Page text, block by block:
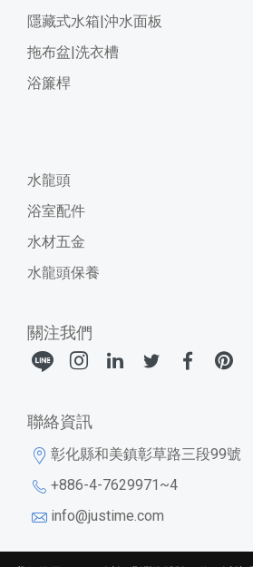
隱藏式水箱|沖水面板
拖布盆|洗衣槽
浴簾桿
水龍頭
浴室配件
水材五金
水龍頭保養
關注我們
聯絡資訊
彰化縣和美鎮彰草路三段99號
+886-4-7629971~4
info@justime.com